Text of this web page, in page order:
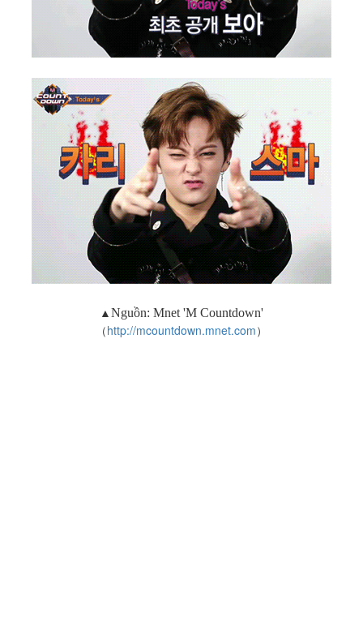
▲Nguồn: Mnet 'M Countdown'
（http://mcountdown.mnet.com）